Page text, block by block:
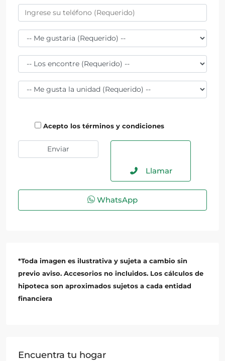
Acepto los términos y condiciones
Llamar
WhatsApp
*Toda imagen es ilustrativa y sujeta a cambio sin
previo aviso. Accesorios no incluidos. Los cálculos de
hipoteca son aproximados sujetos a cada entidad
financiera
Encuentra tu hogar